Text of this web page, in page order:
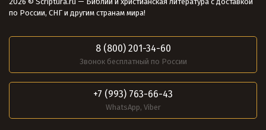
по России, СНГ и другим странам мира!
8 (800) 201-34-60
Звонок бесплатный по России
+7 (993) 763-66-43
WhatsApp, Viber